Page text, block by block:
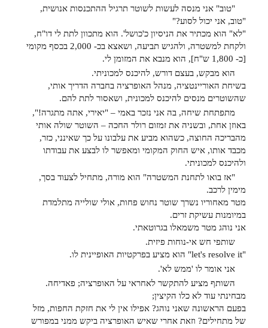
"טוב" אני מנסה לעשות לשוטר תרגיל ההתכנסות אנושית,
"טוב, אני יכול לסוע?"
"לא" הוא מכתיר את הניסיון כ'כושל'. הוא מתכוון לתת לי דו"ח,
ולקחת למשטרה, ולהגיש תביעה, ושאצא בכ- 2,000 בכסף מקומי
[כ- 1,800 ש"ח], הוא מנבא את המזומן לי.
הוא מבקש, בעצם דורש, להיכנס למכוניתי.
בשיחת האוריינטציה, מנהל האופרציה בחברה הדריך אותי,
שהשוטרים מנסים להיכנס למכונית, ושאסור לתת להם.
מתפתחת שיחה, בה אני נזכר באמי – "יאירי, אתה מתגרה!",
באוזן אחת, ובשניה את זמזום רולר החכה – השוטר שולה אותי
מהבריכה החוצה, כשהוא מביע את עלבונו על כך שאינני, כזר,
מכבד אותו, איש החוק המקומי ומאפשר לו לבצע את עבודתו
ולהיכנס למכוניתי.
"אז בואו לתחנת המשטרה" הוא מורה, מתחיל לצעוד בסך,
מימין לרכב.
מטר מאחוריו נשרך שוטר נחוש פחות, אולי שולייה מתלמדת
במיומנות עשיקת זרים.
אני נוהג מטר משמאלו בגרוטאתי.
שותפי חש אי-נוחות פיזית.
"let's resolve it" הוא מציע בפרקטיות האופיינית לו.
אני אומר לו 'ממש לא'.
השותף מציע להתקשר לאחראי על האופרציה; פאדיחה.
מבחינתי עוד לא כלו הקיצין;
בפעם הראשונה שאני נוהג? אפילו אין לי את חזקת החפות, מזל
של מתחילים? וזאת אחרי שאיש האופרציה ביקש ממני במפורש